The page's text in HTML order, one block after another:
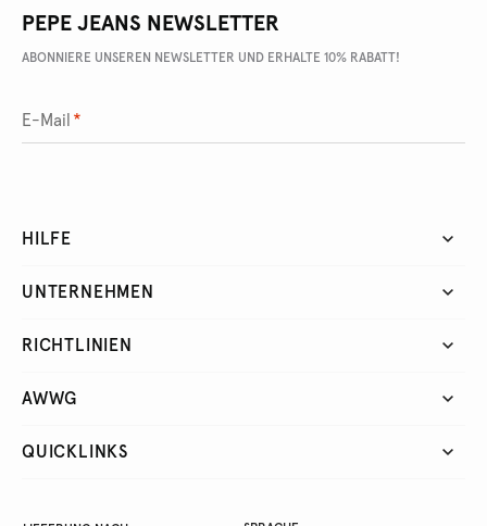
PEPE JEANS NEWSLETTER
ABONNIERE UNSEREN NEWSLETTER UND ERHALTE 10% RABATT!
E-Mail *
HILFE
UNTERNEHMEN
RICHTLINIEN
AWWG
QUICKLINKS